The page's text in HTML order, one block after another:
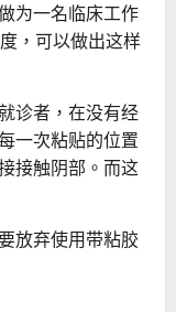
为一名临床工作
，可以做出这样
诊者，在没有经
一次粘贴的位置
接触阴部。而这
放弃使用带粘胶